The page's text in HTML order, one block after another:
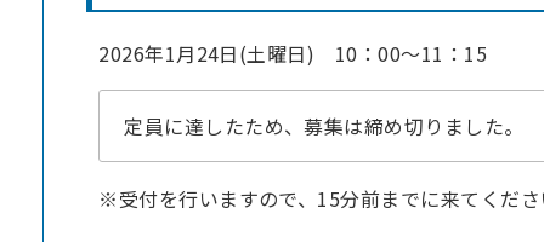
2026年1月24日(土曜日) 10：00～11：15
定員に達したため、募集は締め切りました。
※受付を行いますので、15分前までに来てくだ